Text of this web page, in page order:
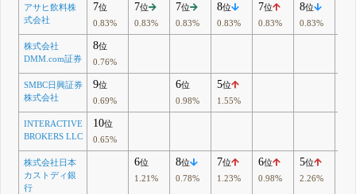
アサヒ飲料株
式会社
7位
0.83%
7位
0.83%
7位
0.83%
8位
0.83%
7位
0.83%
8位
0.83%
株式会社
DMM.com証券
8位
0.76%
SMBC日興証券
株式会社
9位
0.69%
6位
0.98%
5位
1.55%
INTERACTIVE
BROKERS LLC
10位
0.65%
株式会社日本
カストディ銀
行
6位
1.21%
8位
0.78%
7位
1.23%
6位
0.98%
5位
2.26%